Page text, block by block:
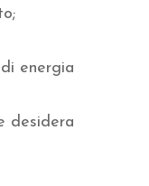
energia
desidera